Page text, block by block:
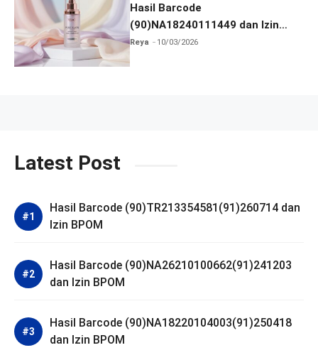
Hasil Barcode
(90)NA18240111449 dan Izin
BPOM
Reya 10/03/2026
Latest Post
Hasil Barcode (90)TR213354581(91)260714 dan
Izin BPOM
Hasil Barcode (90)NA26210100662(91)241203
dan Izin BPOM
Hasil Barcode (90)NA18220104003(91)250418
dan Izin BPOM